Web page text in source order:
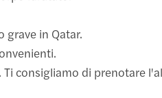
grave in Qatar.
consigliamo di prenotare